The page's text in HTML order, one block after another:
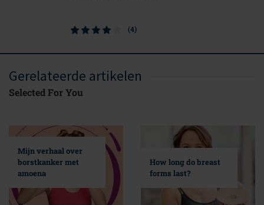
(4)
Gerelateerde artikelen
Selected For You
Mijn verhaal over
borstkanker met
amoena
How long do breast
forms last?